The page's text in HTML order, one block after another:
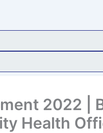
2022 |
Health